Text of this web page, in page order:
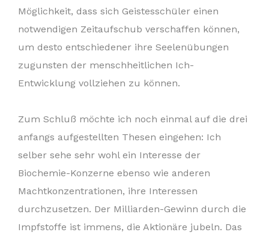
Möglichkeit, dass sich Geistesschüler einen
notwendigen Zeitaufschub verschaffen können,
um desto entschiedener ihre Seelenübungen
zugunsten der menschheitlichen Ich-
Entwicklung vollziehen zu können.
Zum Schluß möchte ich noch einmal auf die drei
anfangs aufgestellten Thesen eingehen: Ich
selber sehe sehr wohl ein Interesse der
Biochemie-Konzerne ebenso wie anderen
Machtkonzentrationen, ihre Interessen
durchzusetzen. Der Milliarden-Gewinn durch die
Impfstoffe ist immens, die Aktionäre jubeln. Das